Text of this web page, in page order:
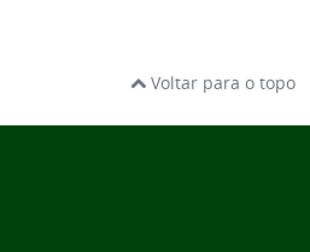
Voltar para o topo